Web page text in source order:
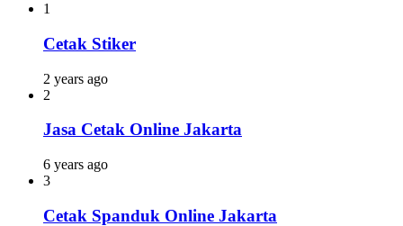
1
Cetak Stiker
2 years ago
2
Jasa Cetak Online Jakarta
6 years ago
3
Cetak Spanduk Online Jakarta